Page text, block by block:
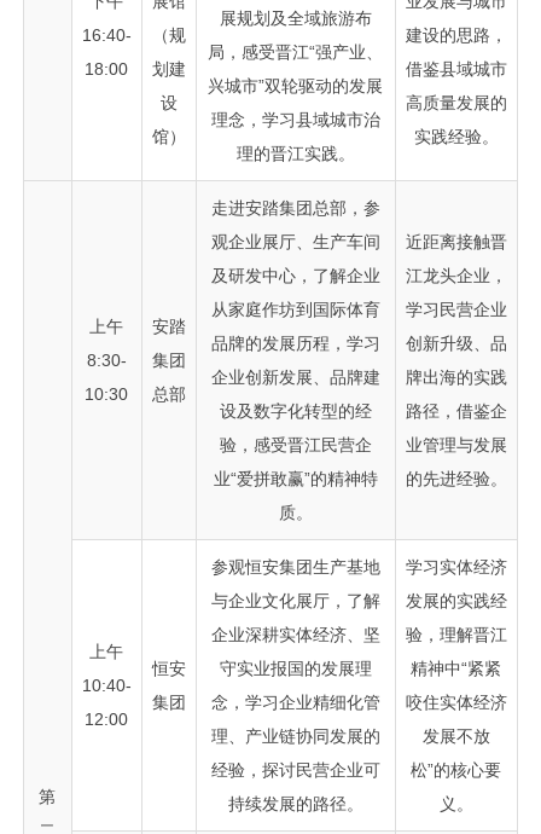
16:40-
18:00
（规
划建
设
馆）
展规划及全域旅游布
局，感受晋江“强产业、
兴城市”双轮驱动的发展
理念，学习县域城市治
理的晋江实践。
建设的思路，
借鉴县域城市
高质量发展的
实践经验。
第
上午
8:30-
10:30
安踏
集团
总部
走进安踏集团总部，参
观企业展厅、生产车间
及研发中心，了解企业
从家庭作坊到国际体育
品牌的发展历程，学习
企业创新发展、品牌建
设及数字化转型的经
验，感受晋江民营企
业“爱拼敢赢”的精神特
质。
近距离接触晋
江龙头企业，
学习民营企业
创新升级、品
牌出海的实践
路径，借鉴企
业管理与发展
的先进经验。
上午
10:40-
12:00
恒安
集团
参观恒安集团生产基地
与企业文化展厅，了解
企业深耕实体经济、坚
守实业报国的发展理
念，学习企业精细化管
理、产业链协同发展的
经验，探讨民营企业可
持续发展的路径。
学习实体经济
发展的实践经
验，理解晋江
精神中“紧紧
咬住实体经济
发展不放
松”的核心要
义。